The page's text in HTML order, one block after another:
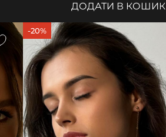
ДОДАТИ В КОШИК
-20%